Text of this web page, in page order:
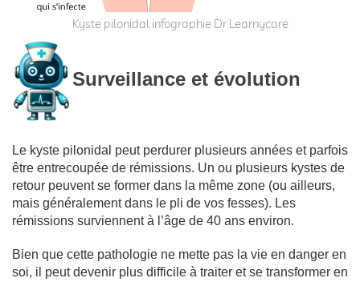
Kyste pilonidal infographie Dr Learnycare
Surveillance et évolution
Le kyste pilonidal peut perdurer plusieurs années et parfois
être entrecoupée de rémissions. Un ou plusieurs kystes de
retour peuvent se former dans la même zone (ou ailleurs,
mais généralement dans le pli de vos fesses). Les
rémissions surviennent à l’âge de 40 ans environ.
Bien que cette pathologie ne mette pas la vie en danger en
soi, il peut devenir plus difficile à traiter et se transformer en